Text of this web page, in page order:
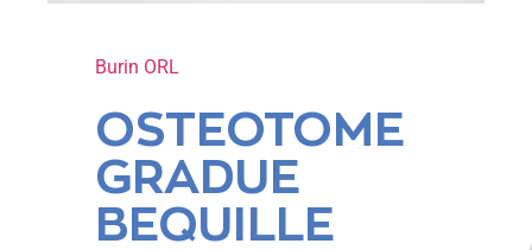
Burin ORL
OSTEOTOME
GRADUE
BEQUILLE